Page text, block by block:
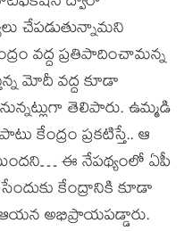
చేపడుతున్నామని
వద్ద ప్రతిపాదించామన్న
మోదీ వద్ద కూడా
తెలిపారు. ఉమ్మడి
కేంద్రం ప్రకటిస్తే.. ఆ
ఈ నేపథ్యంలో ఏపీ
కేంద్రానికి కూడా
అభిప్రాయపడ్డారు.